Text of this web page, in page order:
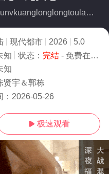
别名：hunvkuanglonglongtoulaodiechushanliao
现代都市 2026
5.0
知 状态： 完结- 免费在线观看
知
贤宇＆郭栋
2026-05-26
 极速观看